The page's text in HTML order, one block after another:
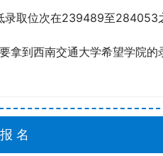
录取位次在239489至284053
拿到西南交通大学希望学院的